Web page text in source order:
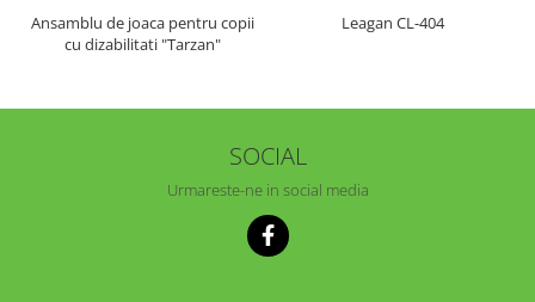
Ansamblu de joaca pentru copii
cu dizabilitati "Tarzan"
Leagan CL-404
SOCIAL
Urmareste-ne in social media